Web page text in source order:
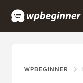
WPBEGINNER